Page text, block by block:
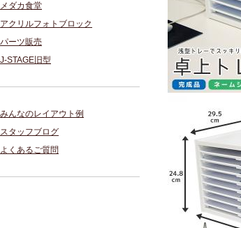
メダカ食堂
アクリルフォトブロック
パーツ販売
J-STAGE旧型
みんなのレイアウト例
スタッフブログ
よくあるご質問